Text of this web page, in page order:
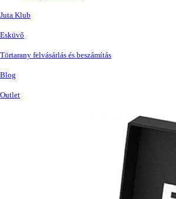
Juta Klub
Esküvő
Törtarany felvásárlás és beszámítás
Blog
Outlet